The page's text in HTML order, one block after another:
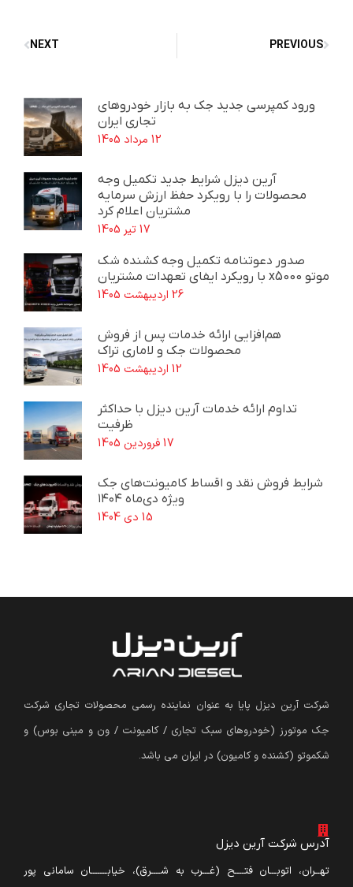
PREVIOUS
NEXT
ورود کمپرسی جدید جک به بازار خودروهای
تجاری ایران
12 مرداد 1405
آرین دیزل شرایط جدید تکمیل وجه
محصولات را با رویکرد حفظ ارزش سرمایه
مشتریان اعلام کرد
17 تیر 1405
صدور دعوتنامه تکمیل وجه کشنده شک
موتو x5000 با رویکرد ایفای تعهدات مشتریان
26 اردیبهشت 1405
هم‌افزایی ارائه خدمات پس از فروش
محصولات جک و لاماری تراک
12 اردیبهشت 1405
تداوم ارائه خدمات آرین دیزل با حداکثر
ظرفیت
17 فروردین 1405
شرایط فروش نقد و اقساط کامیونت‌های جک
ویژه دی‌ماه ۱۴۰۴
15 دی 1404
شرکت آرین دیزل پایا به عنوان نماینده رسمی محصولات تجاری شرکت
جک موتورز (خودروهای سبک تجاری / کامیونت / ون و مینی بوس) و
شکموتو (کشنده و کامیون) در ایران می باشد.
آدرس شرکت آرین دیزل
تهــران، اتوبـــان فتــــح (غـــرب به شــــرق)، خیابـــــــان سامانی پور